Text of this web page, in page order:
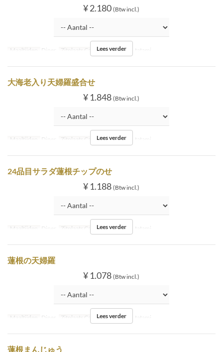
¥ 2.180 (Btw incl.)
Maaltijden Diner Zitplaats Categorie Inside tatami
Lees verder
大海老入り天婦羅盛合せ
¥ 1.848 (Btw incl.)
Maaltijden Diner Zitplaats Categorie Inside tatami
Lees verder
24品目サラダ蓮根チップのせ
¥ 1.188 (Btw incl.)
Maaltijden Diner Zitplaats Categorie Inside tatami
Lees verder
蓮根の天婦羅
¥ 1.078 (Btw incl.)
Maaltijden Diner Zitplaats Categorie Inside tatami
Lees verder
蓮根まんじゅう